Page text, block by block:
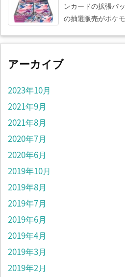
ンカードの拡張パ
の抽選販売がポケ
アーカイブ
2023年10月
2021年9月
2021年8月
2020年7月
2020年6月
2019年10月
2019年8月
2019年7月
2019年6月
2019年4月
2019年3月
2019年2月